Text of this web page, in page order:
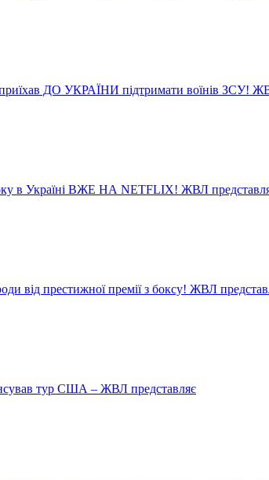
ДО УКРАЇНИ підтримати воїнів ЗСУ!
в Україні ВЖЕ НА NETFLIX! ЖВЛ
від престижної премії з боксу! ЖВЛ
тур США – ЖВЛ представляє